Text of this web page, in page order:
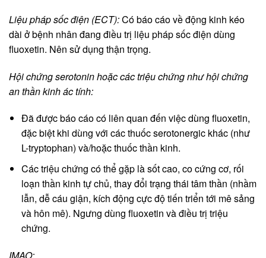
Liệu pháp sốc điện (ECT):Có báo cáo về động kinh kéo
dài ở bệnh nhân đang điều trị liệu pháp sốc điện dùng
fluoxetin. Nên sử dụng thận trọng.
Hội chứng serotonin hoặc các triệu chứng như hội chứng
an thần kinh ác tính:
Đã được báo cáo có liên quan đến việc dùng fluoxetin,
đặc biệt khi dùng với các thuốc serotonergic khác (như
L-tryptophan) và/hoặc thuốc thần kinh.
Các triệu chứng có thể gặp là sốt cao, co cứng cơ, rối
loạn thần kinh tự chủ, thay đổi trạng thái tâm thần (nhầm
lẫn, dễ cáu giận, kích động cực độ tiến triển tới mê sảng
và hôn mê). Ngưng dùng fluoxetin và điều trị triệu
chứng.
IMAO: